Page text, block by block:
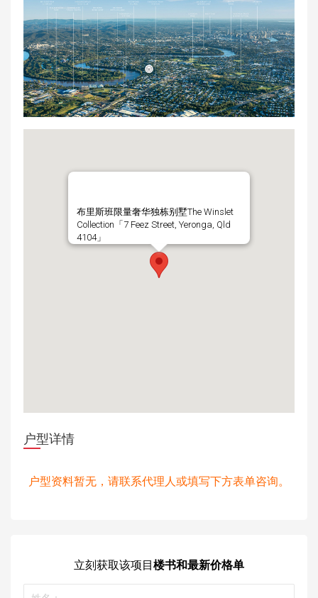
布里斯班限量奢华独栋别墅The Winslet
Collection「7 Feez Street, Yeronga, Qld
4104」
户型详情
户型资料暂无，请联系代理人或填写下方表单咨询。
立刻获取该项目楼书和最新价格单